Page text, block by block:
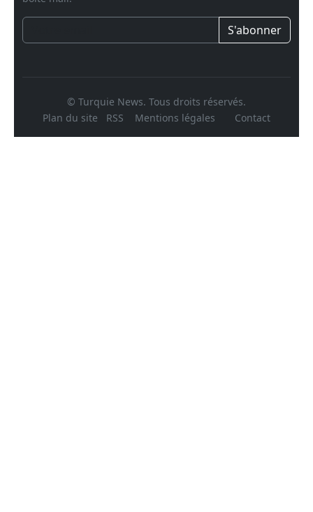
S'abonner
© Turquie News. Tous droits réservés.
Plan du site
RSS Mentions légales Contact